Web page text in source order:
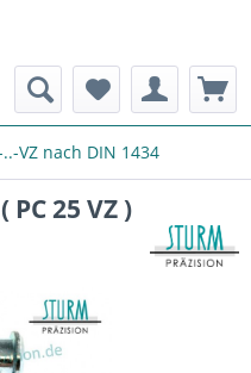
VZ nach DIN 1434
25 VZ )